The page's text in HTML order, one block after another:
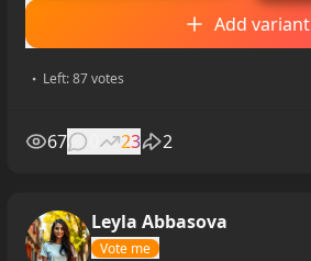
Add variant
Left: 87 votes
67 23 2
Leyla Abbasova
Vote me